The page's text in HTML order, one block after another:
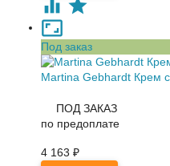
Под заказ
Martina Gebhardt Крем
ПОД ЗАКАЗ
по предоплате
4 163 ₽